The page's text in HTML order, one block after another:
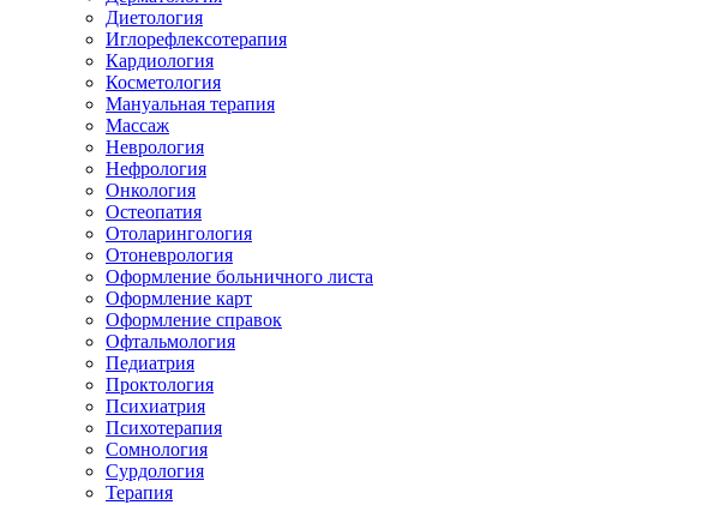
Диетология
Иглорефлексотерапия
Кардиология
Косметология
Мануальная терапия
Массаж
Неврология
Нефрология
Онкология
Остеопатия
Отоларингология
Отоневрология
Оформление больничного листа
Оформление карт
Оформление справок
Офтальмология
Педиатрия
Проктология
Психиатрия
Психотерапия
Сомнология
Сурдология
Терапия